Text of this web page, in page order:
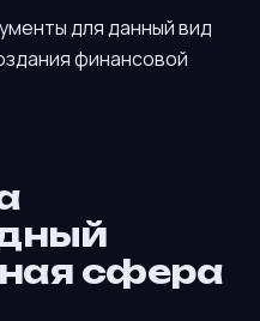
для данный вид
финансовой
сфера